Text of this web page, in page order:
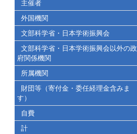
主催者
外国機関
文部科学省・日本学術振興会
文部科学省・日本学術振興会以外の政
府関係機関
所属機関
財団等（寄付金・委任経理金含みま
す）
自費
計